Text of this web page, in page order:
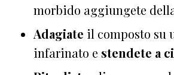
morbido aggiungete
Adagiate il composto su
infarinato e stendete a